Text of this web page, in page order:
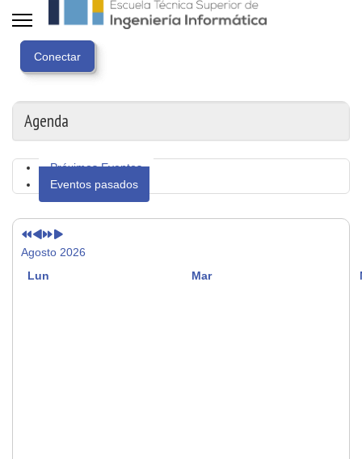
Agenda
Próximos Eventos
Eventos pasados
anterior
Agosto 2026
Lun
Mar